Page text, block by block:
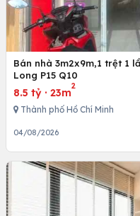
Bán nhà 3m2x9m,1 trệt 1
Long P15 Q10
8.5 tỷ · 23m
2
Thành phố Hồ Chí Minh
04/08/2026